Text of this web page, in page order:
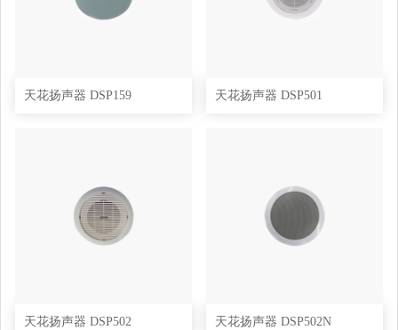
天花扬声器 DSP159 天花扬声器 DSP501
天花扬声器 DSP502 天花扬声器 DSP502N